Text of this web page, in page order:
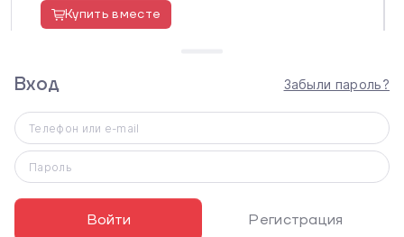
Купить вместе
✨ Зовнішній стан - 10/10 (новий)
?Гарантія - 10 місяців
Вход Забыли пароль?
Телефон или e-mail
Пароль
Войти Регистрация